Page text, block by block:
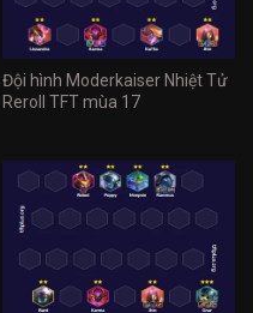
Đội hình Moderkaiser Nhiệt Tử
Reroll TFT mùa 17